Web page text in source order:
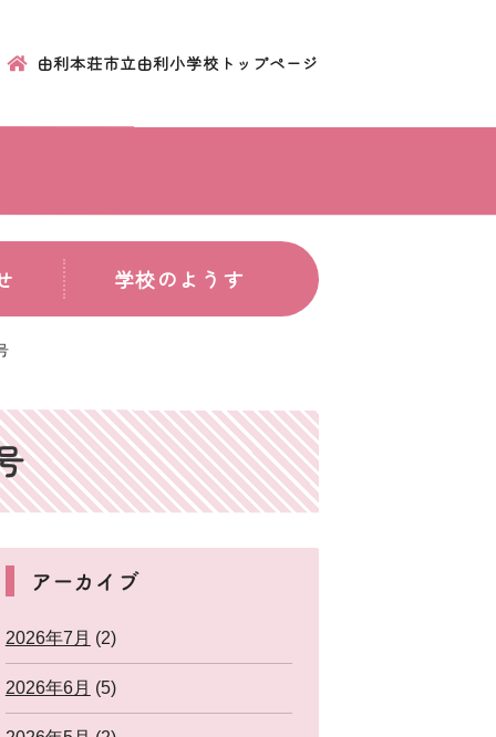
由利本荘市立由利小学校トップページ
学校のようす
アーカイブ
2026年7月 (2)
2026年6月 (5)